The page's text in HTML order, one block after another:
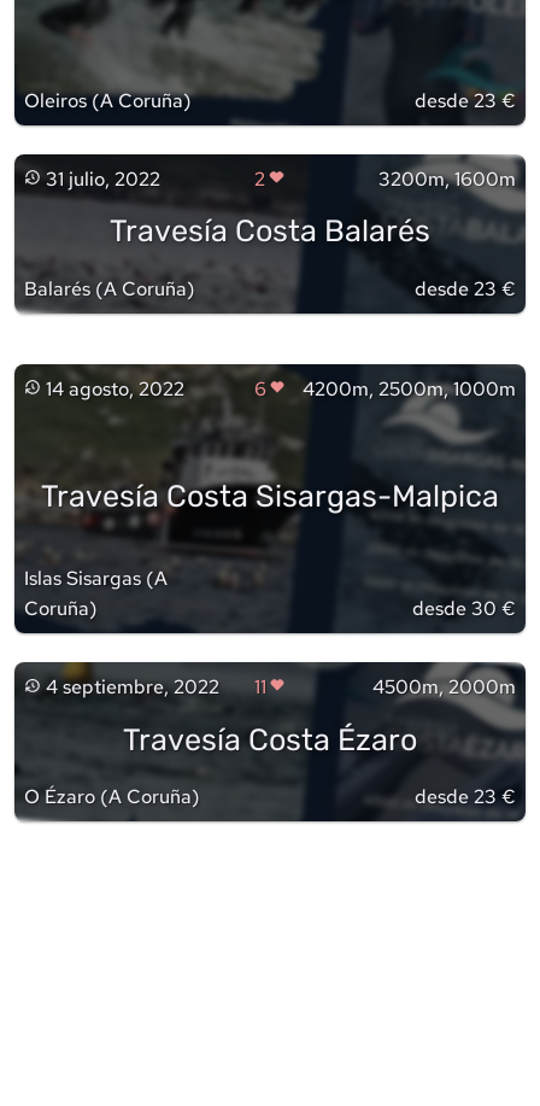
Oleiros(A Coruña) desde 23 €
31 julio, 2022 2 3200m, 1600m
Travesía Costa Balarés
Balarés(A Coruña) desde 23 €
14 agosto, 2022 6 4200m, 2500m, 1000m
Travesía Costa Sisargas-Malpica
Islas Sisargas (A
Coruña) desde 30 €
4 septiembre, 2022 11 4500m, 2000m
Travesía Costa Ézaro
O Ézaro (A Coruña) desde 23 €